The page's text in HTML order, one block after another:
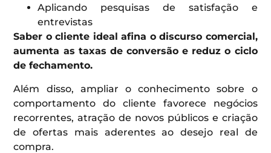
Aplicando pesquisas de satisfação e
entrevistas
Saber o cliente ideal afina o discurso comercial,
aumenta as taxas de conversão e reduz o ciclo
de fechamento.
Além disso, ampliar o conhecimento sobre o
comportamento do cliente favorece negócios
recorrentes, atração de novos públicos e criação
de ofertas mais aderentes ao desejo real de
compra.